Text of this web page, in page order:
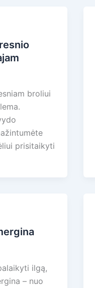
broliui
prisitaikyti
ilgą,
– nuo